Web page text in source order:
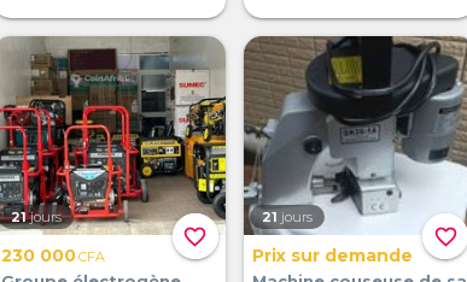
favorite_border
21 jours
230 000CFA
favorite_border
21 jours
Prix sur demande